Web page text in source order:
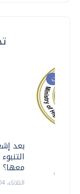
بعد
معها؟
الثلاثاء، 04 اغسطس 2026 04:04 م
وحوارات